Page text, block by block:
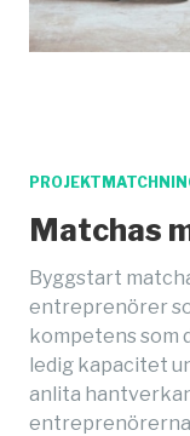
Matchas
Byggstart
entreprenörer
kompetens som
ledig kapacitet
anlita